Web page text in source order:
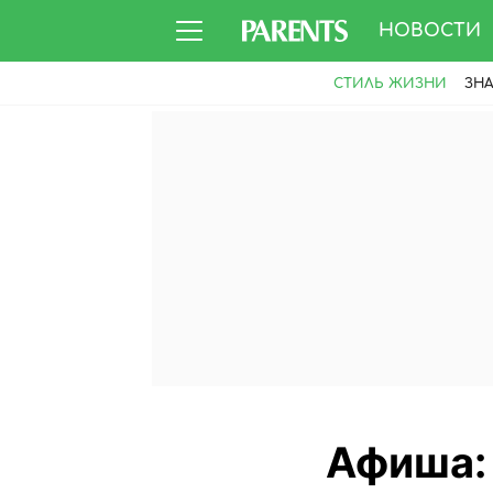
НОВОСТИ
СТИЛЬ ЖИЗНИ
Афиша: